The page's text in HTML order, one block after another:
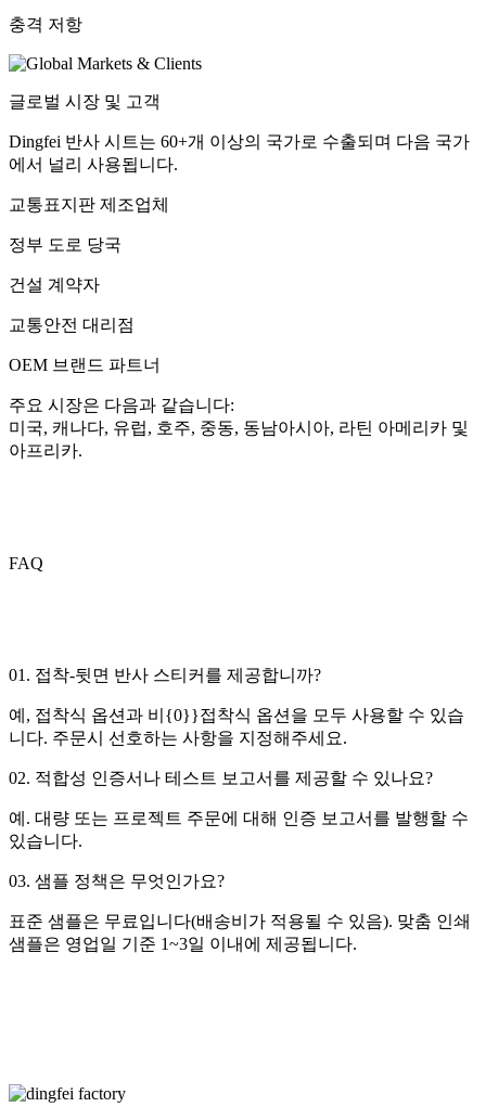
충격 저항
글로벌 시장 및 고객
Dingfei 반사 시트는 60+개 이상의 국가로 수출되며 다음 국가
에서 널리 사용됩니다.
교통표지판 제조업체
정부 도로 당국
건설 계약자
교통안전 대리점
OEM 브랜드 파트너
주요 시장은 다음과 같습니다:
미국, 캐나다, 유럽, 호주, 중동, 동남아시아, 라틴 아메리카 및
아프리카.
FAQ
01. 접착-뒷면 반사 스티커를 제공합니까?
예, 접착식 옵션과 비{0}}접착식 옵션을 모두 사용할 수 있습
니다. 주문시 선호하는 사항을 지정해주세요.
02. 적합성 인증서나 테스트 보고서를 제공할 수 있나요?
예. 대량 또는 프로젝트 주문에 대해 인증 보고서를 발행할 수
있습니다.
03. 샘플 정책은 무엇인가요?
표준 샘플은 무료입니다(배송비가 적용될 수 있음). 맞춤 인쇄
샘플은 영업일 기준 1~3일 이내에 제공됩니다.